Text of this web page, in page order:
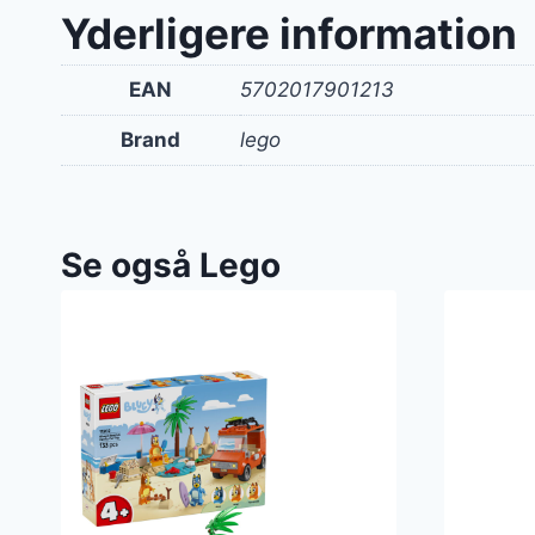
Yderligere information
EAN 5702017901213
Brand lego
Se også Lego